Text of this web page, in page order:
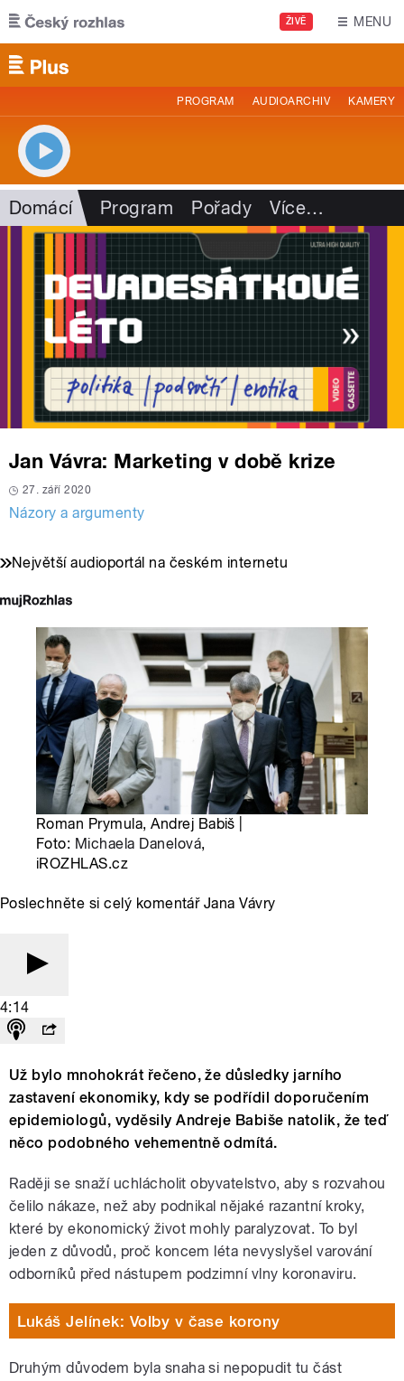
Přejít k hlavnímu obsahu
ŽIVĚ MENU
PROGRAM AUDIOARCHIV KAMERY
Domácí Program Pořady Více…
Jan Vávra: Marketing v době krize
27. září 2020
Názory a argumenty
Největší audioportál na českém internetu
Roman Prymula, Andrej Babiš |
Foto: Michaela Danelová,
iROZHLAS.cz
Poslechněte si celý komentář Jana Vávry
4:14
Už bylo mnohokrát řečeno, že důsledky jarního
zastavení ekonomiky, kdy se podřídil doporučením
epidemiologů, vyděsily Andreje Babiše natolik, že teď
něco podobného vehementně odmítá.
Raději se snaží uchlácholit obyvatelstvo, aby s rozvahou
čelilo nákaze, než aby podnikal nějaké razantní kroky,
které by ekonomický život mohly paralyzovat. To byl
jeden z důvodů, proč koncem léta nevyslyšel varování
odborníků před nástupem podzimní vlny koronaviru.
Lukáš Jelínek: Volby v čase korony
Druhým důvodem byla snaha si nepopudit tu část